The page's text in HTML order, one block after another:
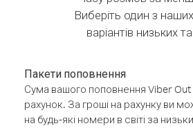
Виберіть один з
варіантів низьких
Пакети поповнення
Сума вашого поповнення Viber
рахунок. За гроші на рахунку ви
на будь-які номери в світі за